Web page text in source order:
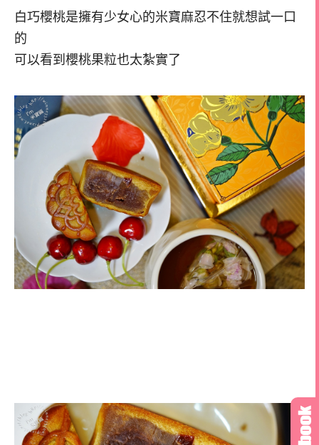
白巧櫻桃是擁有少女心的米寶麻忍不住就想試一口
的
可以看到櫻桃果粒也太紮實了